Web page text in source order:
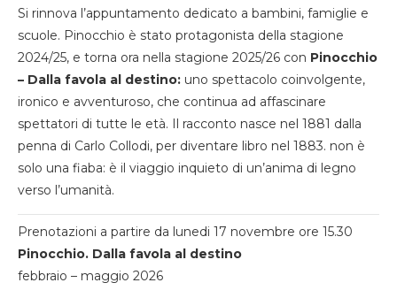
Si rinnova l’appuntamento dedicato a bambini, famiglie e
scuole. Pinocchio è stato protagonista della stagione
2024/25, e torna ora nella stagione 2025/26 con Pinocchio
– Dalla favola al destino: uno spettacolo coinvolgente,
ironico e avventuroso, che continua ad affascinare
spettatori di tutte le età. Il racconto nasce nel 1881 dalla
penna di Carlo Collodi, per diventare libro nel 1883. non è
solo una fiaba: è il viaggio inquieto di un’anima di legno
verso l’umanità.
Prenotazioni a partire da lunedi 17 novembre ore 15.30
Pinocchio. Dalla favola al destino
febbraio – maggio 2026